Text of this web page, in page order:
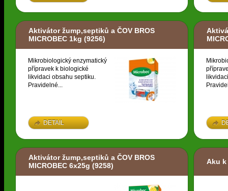
Aktivátor žump,septiků a ČOV BROS
MICROBEC 1kg (9256)
Mikrobiologický enzymatický
přípravek k biologické
likvidaci obsahu septiku.
Pravidelné...
DETAIL
Aktivátor žump,septiků a ČOV BROS
MICROBEC 6x25g (9258) Aku k